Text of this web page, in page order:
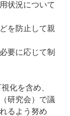
状況について
を防止して親
要に応じて制
化を含め、
研究会）で議
るよう努め